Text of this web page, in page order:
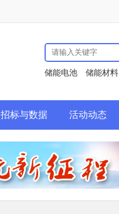
储能电池 储能材料
招标与数据 活动动态